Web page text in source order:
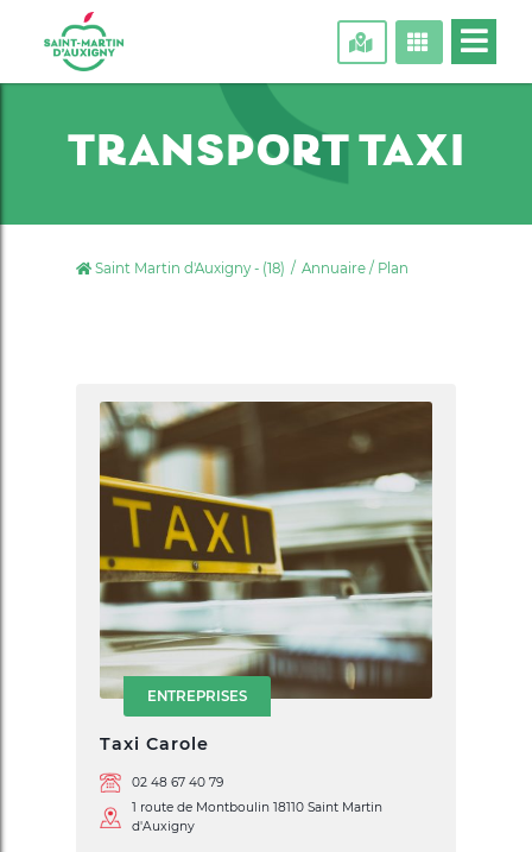
TRANSPORT TAXI
Saint Martin d'Auxigny - (18) Annuaire / Plan
ENTREPRISES
Taxi Carole
02 48 67 40 79
1 route de Montboulin 18110 Saint Martin
d'Auxigny